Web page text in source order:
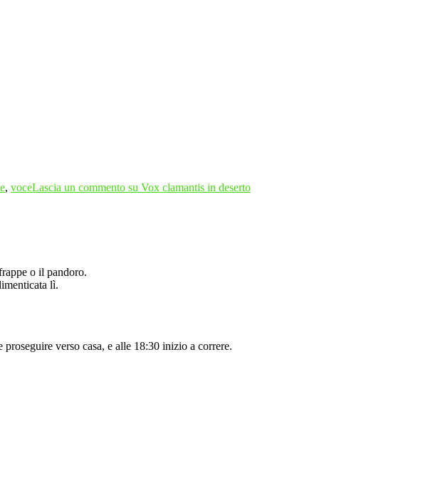
, voceLascia un commento su Vox clamantis in deserto
o il pandoro.
lì.
proseguire verso casa, e alle 18:30 inizio a correre.